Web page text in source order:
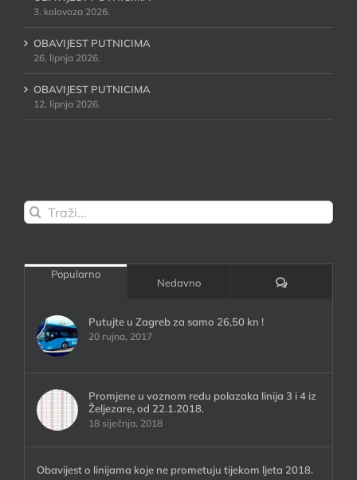
3. kolovoza 2026.
OBAVIJEST PUTNICIMA
26. lipnja 2026.
OBAVIJEST PUTNICIMA
12. lipnja 2026.
Traži...
Popularno
Nedavno Komentari:
Putujte u Zagreb za samo 26,50 kn !
20 rujna, 2017
Promjene u voznom redu polazaka linija 3 i 4 iz
Željezare, od 22.1.2018.
18 siječnja, 2018
Obavijest o linijama koje ne prometuju tijekom ljeta 2018.